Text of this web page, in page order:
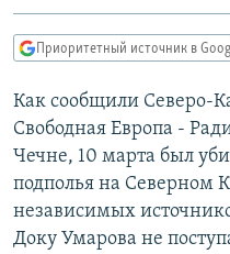
Вернутся
поиску
КАВКАЗ.РЕАЛИИ
СЕВЕР.РЕАЛИИ
СИБИРЬ.РЕАЛИИ
РАСПИСАНИЕ ВЕЩАНИЯ
ПОДПИШИТЕСЬ НА
Приоритетный источник в
Как сообщили Северо-
Свободная Европа -
Чечне, 10 марта был
подполья на Северном
независимых
Доку Умарова не